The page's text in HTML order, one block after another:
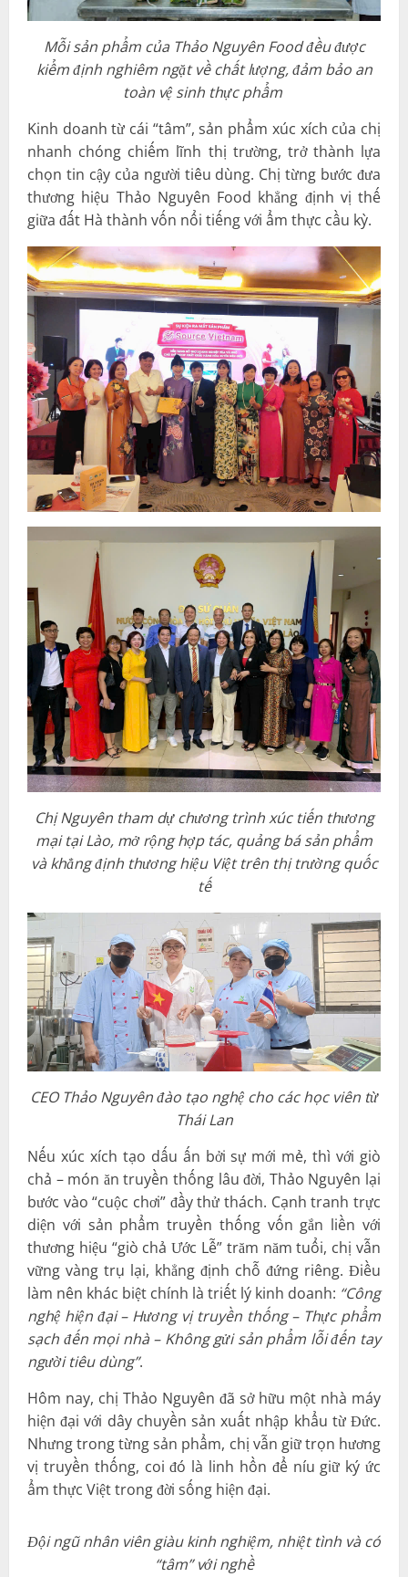
Mỗi sản phẩm của Thảo Nguyên Food đều được
kiểm định nghiêm ngặt về chất lượng, đảm bảo an
toàn vệ sinh thực phẩm
Kinh doanh từ cái “tâm”, sản phẩm xúc xích của chị
nhanh chóng chiếm lĩnh thị trường, trở thành lựa
chọn tin cậy của người tiêu dùng. Chị từng bước đưa
thương hiệu Thảo Nguyên Food khẳng định vị thế
giữa đất Hà thành vốn nổi tiếng với ẩm thực cầu kỳ.
Chị Nguyên tham dự chương trình xúc tiến thương
mại tại Lào, mở rộng hợp tác, quảng bá sản phẩm
và khẳng định thương hiệu Việt trên thị trường quốc
tế
CEO Thảo Nguyên đào tạo nghệ cho các học viên từ
Thái Lan
Nếu xúc xích tạo dấu ấn bởi sự mới mẻ, thì với giò
chả – món ăn truyền thống lâu đời, Thảo Nguyên lại
bước vào “cuộc chơi” đầy thử thách. Cạnh tranh trực
diện với sản phẩm truyền thống vốn gắn liền với
thương hiệu “giò chả Ước Lễ” trăm năm tuổi, chị vẫn
vững vàng trụ lại, khẳng định chỗ đứng riêng. Điều
làm nên khác biệt chính là triết lý kinh doanh: “Công
nghệ hiện đại – Hương vị truyền thống – Thực phẩm
sạch đến mọi nhà – Không gửi sản phẩm lỗi đến tay
người tiêu dùng”.
Hôm nay, chị Thảo Nguyên đã sở hữu một nhà máy
hiện đại với dây chuyền sản xuất nhập khẩu từ Đức.
Nhưng trong từng sản phẩm, chị vẫn giữ trọn hương
vị truyền thống, coi đó là linh hồn để níu giữ ký ức
ẩm thực Việt trong đời sống hiện đại.
Đội ngũ nhân viên giàu kinh nghiệm, nhiệt tình và có
“tâm” với nghề